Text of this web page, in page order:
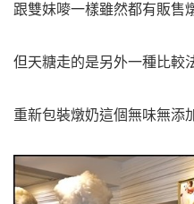
跟雙妹嘜一樣雖然都有販售
但天糖走的是另外一種比較
重新包裝燉奶這個無味無添